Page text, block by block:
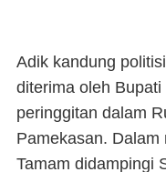
Adik kandung
diterima oleh
peringgitan dalam
Pamekasan.
Tamam didampingi